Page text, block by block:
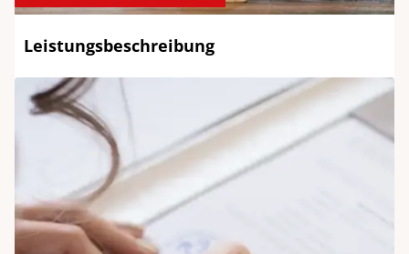
Leistungsbeschreibung